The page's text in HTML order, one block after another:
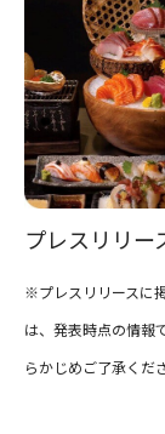
プレスリリー
※プレスリリースに
は、発表時点の情報
らかじめご了承くだ